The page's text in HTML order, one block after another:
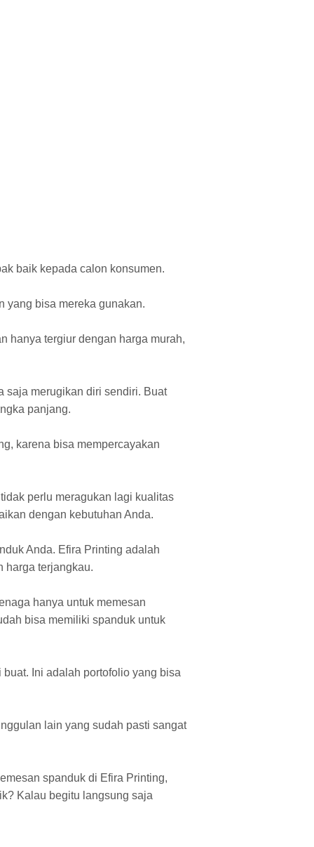
baik kepada calon konsumen.
yang bisa mereka gunakan.
hanya tergiur dengan harga murah,
saja merugikan diri sendiri. Buat
panjang.
karena bisa mempercayakan
perlu meragukan lagi kualitas
dengan kebutuhan Anda.
Anda. Efira Printing adalah
harga terjangkau.
hanya untuk memesan
bisa memiliki spanduk untuk
Ini adalah portofolio yang bisa
lain yang sudah pasti sangat
spanduk di Efira Printing,
Kalau begitu langsung saja